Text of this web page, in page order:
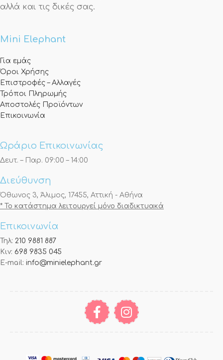
αλλά και τις δικές σας.
Mini Elephant
Για εμάς
Όροι Χρήσης
Επιστροφές – Αλλαγές
Τρόποι Πληρωμής
Αποστολές Προϊόντων
Επικοινωνία
Ωράριο Επικοινωνίας
Δευτ. – Παρ. 09:00 – 14:00
Διεύθυνση
Όθωνος 3, Άλιμος, 17455, Αττική - Αθήνα
* Το κατάστημα λειτουργεί μόνο διαδικτυακά
Επικοινωνία
Τηλ: 210 9881 887
Κιν: 698 9835 045
E-mail: info@minielephant.gr